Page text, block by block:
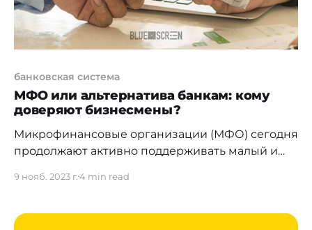
банковская система
МФО или альтернатива банкам: кому
доверяют бизнесмены?
Микрофинансовые организации (МФО) сегодня
продолжают активно поддерживать малый и
правительство Казахстана приняло несколько
ускорение технологической модернизации
9 нояб. 2023 г.4 min read